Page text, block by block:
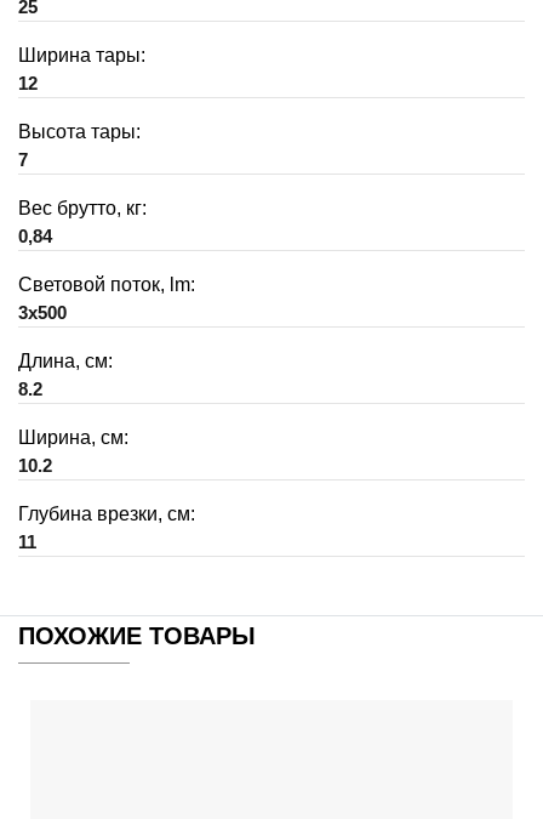
25
Ширина тары:
12
Высота тары:
7
Вес брутто, кг:
0,84
Световой поток, lm:
3x500
Длина, см:
8.2
Ширина, см:
10.2
Глубина врезки, см:
11
ПОХОЖИЕ ТОВАРЫ